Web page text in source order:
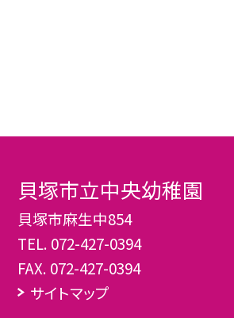
貝塚市立中央幼稚園
貝塚市麻生中854
TEL. 072-427-0394
FAX. 072-427-0394
サイトマップ